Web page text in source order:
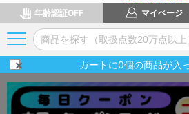
年齢認証OFF マイページ
カートに0個の商品が入